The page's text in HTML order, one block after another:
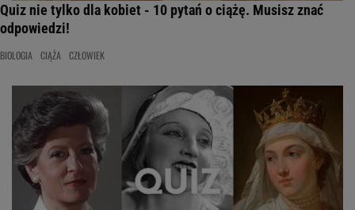
Quiz nie tylko dla kobiet - 10 pytań o ciążę. Musisz znać
odpowiedzi!
BIOLOGIA CIĄŻA CZŁOWIEK